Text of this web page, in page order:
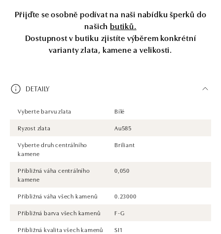
Přijďte se osobně podívat na naši nabídku šperků do
našich butiků.
Dostupnost v butiku zjistíte výběrem konkrétní
varianty zlata, kamene a velikosti.
DETAILY
Vyberte barvu zlata
Bílé
Ryzost zlata
Au585
Vyberte druh centrálního
kamene
Briliant
Přibližná váha centrálního
kamene
0,050
Přibližná váha všech kamenů
0.23000
Přibližná barva všech kamenů
F-G
Přibližná kvalita všech kamenů
SI1